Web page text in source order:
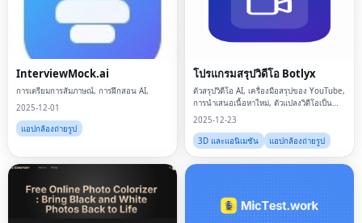
InterviewMock.ai
การเตรียมการสัมภาษณ์, การฝึกสอน AI,
2025-12-01
แอปกล้องถ่ายรูป
โปรแกรมสรุปวิดีโอ Botlyx
ตัวสรุปวิดีโอ AI, เครื่องมือสรุปของ YouTube,
การนำเสนอเนื้อหาใหม่, ตัวแปลงวิดีโอเป็น
ข้อความ, การสร้างเนื้อหาอัตโนมัติ,
2025-12-23
3D และแอนิเมชัน
แอปกล้องถ่ายรูป